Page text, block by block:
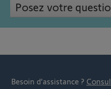
Posez votre
Besoin d’assistance ?